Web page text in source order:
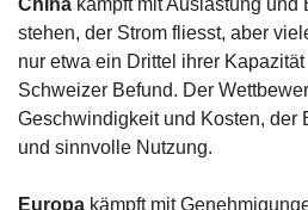
stehen, der Strom fliesst, aber
nur etwa ein Drittel ihrer
Schweizer Befund. Der
Geschwindigkeit und Kosten, der
und sinnvolle Nutzung.
Europa kämpft mit